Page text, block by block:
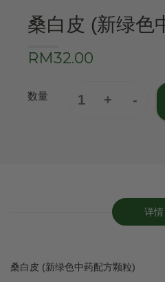
桑白皮 (新绿色
RM32.00
数量
详情
桑白皮 (新绿色中药配方颗粒)